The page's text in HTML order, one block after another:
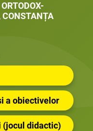
CONSTANȚA
a obiectivelor
(jocul didactic)